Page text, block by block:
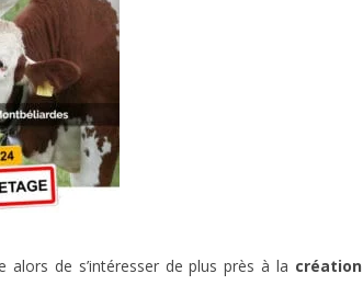
alors de s’intéresser de plus près à la création